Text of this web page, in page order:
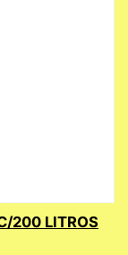
200 LITROS